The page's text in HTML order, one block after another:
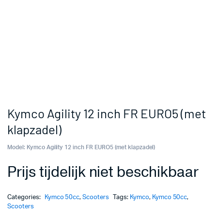
Kymco Agility 12 inch FR EURO5 (met
klapzadel)
Model: Kymco Agility 12 inch FR EURO5 (met klapzadel)
Prijs tijdelijk niet beschikbaar
Categories: Kymco 50cc,Scooters Tags: Kymco, Kymco 50cc,
Scooters